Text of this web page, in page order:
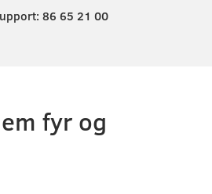
86 65 21 00
fyr og